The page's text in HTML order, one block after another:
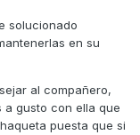
solucionado
en su
al compañero,
a gusto con ella que
puesta que si